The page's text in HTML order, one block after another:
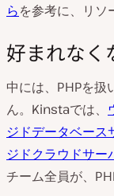
らを参考に、リソ
好まれなく
中には、PHPを扱
ん。Kinstaでは、
ジドデータベース
ジドクラウドサー
チーム全員が、